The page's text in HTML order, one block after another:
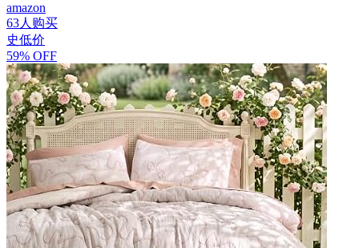
amazon
63人购买
史低价
59% OFF